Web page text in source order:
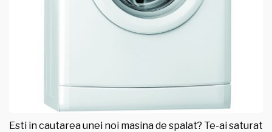
Esti in cautarea unei noi masina de spalat? Te-ai saturat